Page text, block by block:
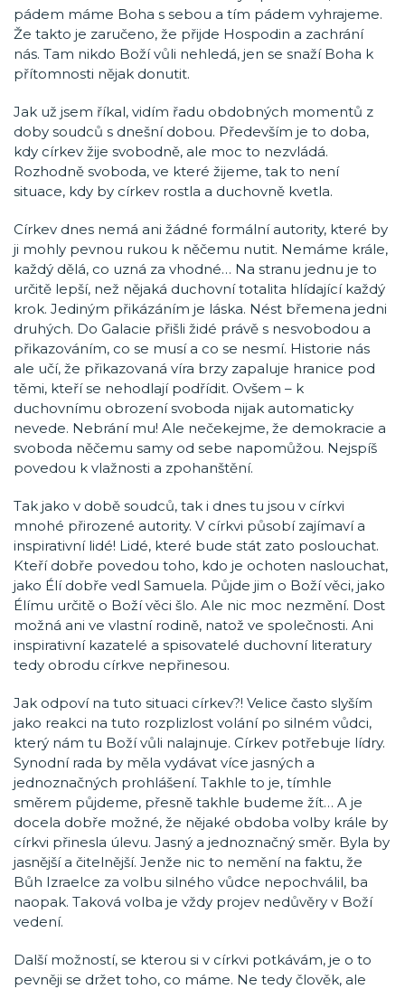
pádem máme Boha s sebou a tím pádem vyhrajeme.
Že takto je zaručeno, že přijde Hospodin a zachrání
nás. Tam nikdo Boží vůli nehledá, jen se snaží Boha k
přítomnosti nějak donutit.
Jak už jsem říkal, vidím řadu obdobných momentů z
doby soudců s dnešní dobou. Především je to doba,
kdy církev žije svobodně, ale moc to nezvládá.
Rozhodně svoboda, ve které žijeme, tak to není
situace, kdy by církev rostla a duchovně kvetla.
Církev dnes nemá ani žádné formální autority, které by
ji mohly pevnou rukou k něčemu nutit. Nemáme krále,
každý dělá, co uzná za vhodné… Na stranu jednu je to
určitě lepší, než nějaká duchovní totalita hlídající každý
krok. Jediným přikázáním je láska. Nést břemena jedni
druhých. Do Galacie přišli židé právě s nesvobodou a
přikazováním, co se musí a co se nesmí. Historie nás
ale učí, že přikazovaná víra brzy zapaluje hranice pod
těmi, kteří se nehodlají podřídit. Ovšem – k
duchovnímu obrození svoboda nijak automaticky
nevede. Nebrání mu! Ale nečekejme, že demokracie a
svoboda něčemu samy od sebe napomůžou. Nejspíš
povedou k vlažnosti a zpohanštění.
Tak jako v době soudců, tak i dnes tu jsou v církvi
mnohé přirozené autority. V církvi působí zajímaví a
inspirativní lidé! Lidé, které bude stát zato poslouchat.
Kteří dobře povedou toho, kdo je ochoten naslouchat,
jako Élí dobře vedl Samuela. Půjde jim o Boží věci, jako
Élímu určitě o Boží věci šlo. Ale nic moc nezmění. Dost
možná ani ve vlastní rodině, natož ve společnosti. Ani
inspirativní kazatelé a spisovatelé duchovní literatury
tedy obrodu církve nepřinesou.
Jak odpoví na tuto situaci církev?! Velice často slyším
jako reakci na tuto rozplizlost volání po silném vůdci,
který nám tu Boží vůli nalajnuje. Církev potřebuje lídry.
Synodní rada by měla vydávat více jasných a
jednoznačných prohlášení. Takhle to je, tímhle
směrem půjdeme, přesně takhle budeme žít… A je
docela dobře možné, že nějaké obdoba volby krále by
církvi přinesla úlevu. Jasný a jednoznačný směr. Byla by
jasnější a čitelnější. Jenže nic to nemění na faktu, že
Bůh Izraelce za volbu silného vůdce nepochválil, ba
naopak. Taková volba je vždy projev nedůvěry v Boží
vedení.
Další možností, se kterou si v církvi potkávám, je o to
pevněji se držet toho, co máme. Ne tedy člověk, ale